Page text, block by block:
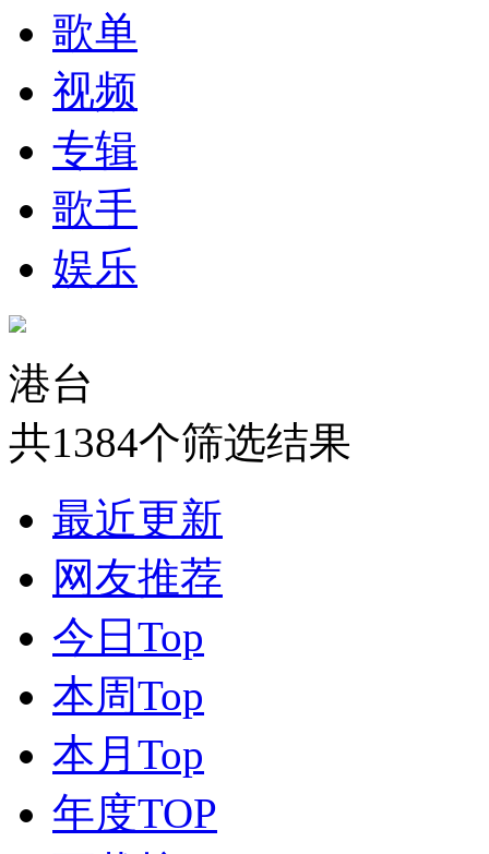
歌单
视频
专辑
歌手
娱乐
港台
共1384个筛选结果
最近更新
网友推荐
今日Top
本周Top
本月Top
年度TOP